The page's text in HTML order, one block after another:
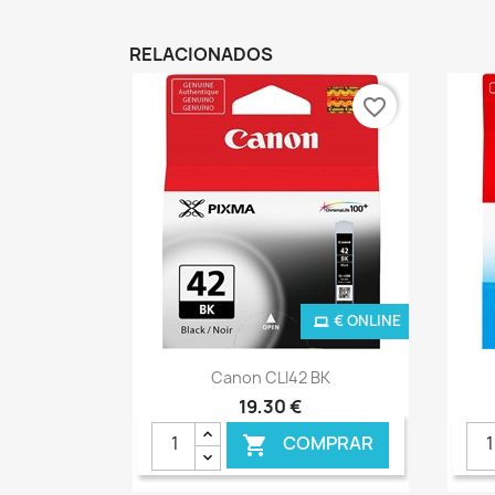
RELACIONADOS
Ver+
Canon CLI42 BK
19,30 €
 COMPRAR
€ ONLINE
favorite_border